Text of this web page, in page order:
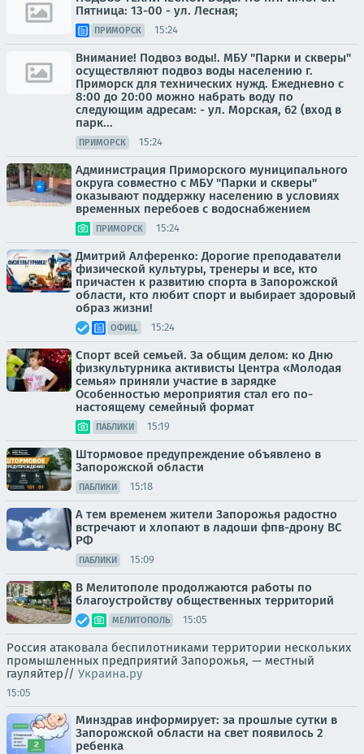
Пятница: 13-00 - ул. Лесная;
ПРИМОРСК 15:24
Внимание! Подвоз воды!. МБУ "Парки и скверы"
осуществляют подвоз воды населению г.
Приморск для технических нужд. Ежедневно с
8:00 до 20:00 можно набрать воду по
следующим адресам: - ул. Морская, 62 (вход в
парк...
ПРИМОРСК 15:24
Администрация Приморского муниципального
округа совместно с МБУ "Парки и скверы"
оказывают поддержку населению в условиях
временных перебоев с водоснабжением
ПРИМОРСК 15:24
Дмитрий Алференко: Дорогие преподаватели
физической культуры, тренеры и все, кто
причастен к развитию спорта в Запорожской
области, кто любит спорт и выбирает здоровый
образ жизни!
ОФИЦ. 15:24
Спорт всей семьей. За общим делом: ко Дню
физкультурника активисты Центра «Молодая
семья» приняли участие в зарядке
Особенностью мероприятия стал его по-
настоящему семейный формат
ПАБЛИКИ 15:19
Штормовое предупреждение объявлено в
Запорожской области
ПАБЛИКИ 15:18
А тем временем жители Запорожья радостно
встречают и хлопают в ладоши фпв-дрону ВС
РФ
ПАБЛИКИ 15:09
В Мелитополе продолжаются работы по
благоустройству общественных территорий
МЕЛИТОПОЛЬ 15:05
Россия атаковала беспилотниками территории нескольких
промышленных предприятий Запорожья, — местный
гауляйтер// Украина.ру
15:05
Минздрав информирует: за прошлые сутки в
Запорожской области на свет появилось 2
ребенка